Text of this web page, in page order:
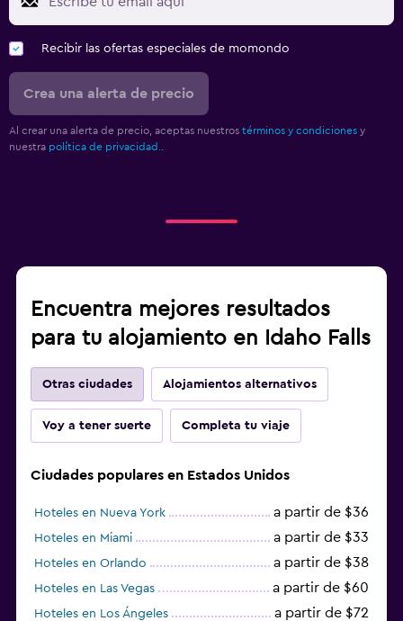
Recibir las ofertas especiales de momondo
Crea una alerta de precio
Al crear una alerta de precio, aceptas nuestros términos y condiciones y
nuestra política de privacidad.
Encuentra mejores resultados
para tu alojamiento en Idaho Falls
Otras ciudades Alojamientos alternativos
Voy a tener suerte Completa tu viaje
Ciudades populares en Estados Unidos
Hoteles en Nueva York a partir de $36
Hoteles en Miami a partir de $33
Hoteles en Orlando a partir de $38
Hoteles en Las Vegas a partir de $60
Hoteles en Los Ángeles a partir de $72